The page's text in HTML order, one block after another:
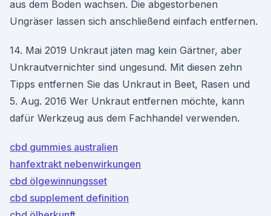
aus dem Boden wachsen. Die abgestorbenen
Ungräser lassen sich anschließend einfach entfernen.
14. Mai 2019 Unkraut jäten mag kein Gärtner, aber
Unkrautvernichter sind ungesund. Mit diesen zehn
Tipps entfernen Sie das Unkraut in Beet, Rasen und
5. Aug. 2016 Wer Unkraut entfernen möchte, kann
dafür Werkzeug aus dem Fachhandel verwenden.
cbd gummies australien
hanfextrakt nebenwirkungen
cbd ölgewinnungsset
cbd supplement definition